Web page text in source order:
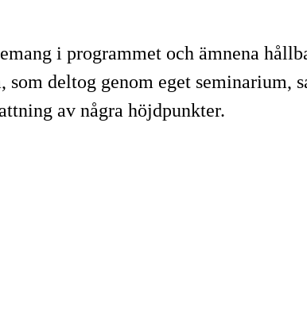
i programmet och ämnena
deltog genom eget seminarium,
av några höjdpunkter.